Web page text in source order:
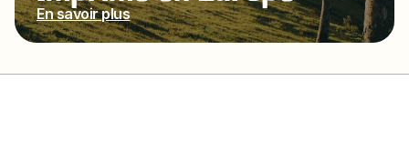
En savoir plus